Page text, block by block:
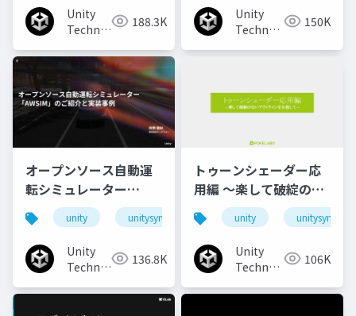
Unity
Technologies188.3K
Unity
Technologies150K
オープンソース自動運
転シミュレーター
「AWSIM」のご紹介と
実装事例
unity unitysync
Unity
Technologies136.8K
トゥーンシェーダー応
用編 ～楽して破綻のな
いアウトラインを目指
して～
unity unitysync
Unity
Technologies106K